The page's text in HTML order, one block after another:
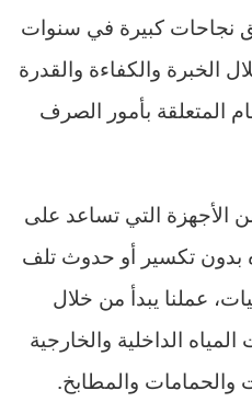
نجاحات كبيرة في سنوات
الخبرة والكفاءة والقدرة
المتعلقة بأمور الصرف
التي تساعد على
بدون تكسير أو حدوث تلف
عملنا يبدأ من خلال
الداخلية والخارجية
والحمامات والمطابخ.